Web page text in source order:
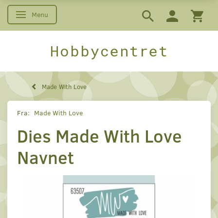
Skifte navigation
Menu
Hobbycentret
Made With Love
Fra: Made With Love
Dies Made With Love
Navnet